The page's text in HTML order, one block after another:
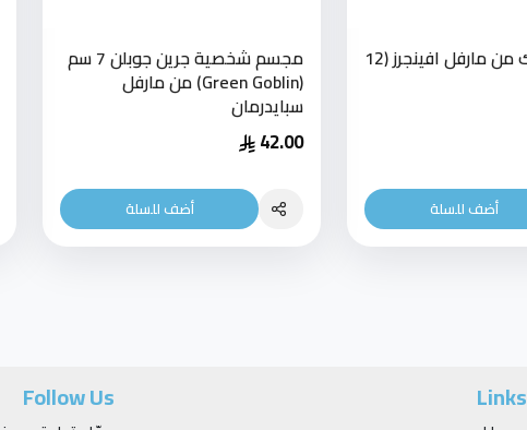
مجسم هالك من مارفل افينجرز (12
أضف للسلة
مجسم شخصية جرين جوبلن 7 سم
(Green Goblin) من مارفل
سبايدرمان
42.00
أضف للسلة
Links
Follow Us